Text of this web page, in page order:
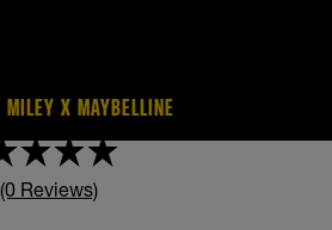
MILEY X MAYBELLINE
Reviews)